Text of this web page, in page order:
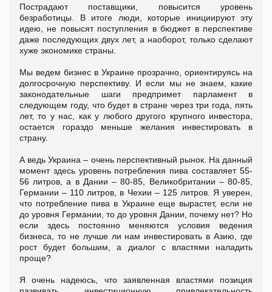
Пострадают поставщики, повысится уровень
безработицы. В итоге люди, которые инициируют эту
идею, не повысят поступления в бюджет в перспективе
даже последующих двух лет, а наоборот, только сделают
хуже экономике страны.
Мы ведем бизнес в Украине прозрачно, ориентируясь на
долгосрочную перспективу. И если мы не знаем, какие
законодательные шаги предпримет парламент в
следующем году, что будет в стране через три года, пять
лет, то у нас, как у любого другого крупного инвестора,
остается гораздо меньше желания инвестировать в
страну.
А ведь Украина – очень перспективный рынок. На данный
момент здесь уровень потребления пива составляет 55-
56 литров, а в Дании – 80-85, Великобритании – 80-85,
Германии – 110 литров, в Чехии – 125 литров. Я уверен,
что потребление пива в Украине еще вырастет, если не
до уровня Германии, то до уровня Дании, почему нет? Но
если здесь постоянно меняются условия ведения
бизнеса, то не лучше ли нам инвестировать в Азию, где
рост будет большим, а диалог с властями наладить
проще?
Я очень надеюсь, что заявленная властями позиция